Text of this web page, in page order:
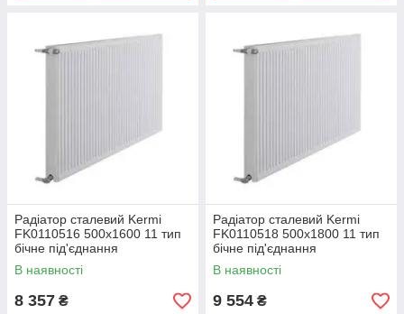
Радіатор сталевий Kermi
FK0110516 500x1600 11 тип
бічне під'єднання
В наявності
8 357 ₴
Радіатор сталевий Kermi
FK0110518 500x1800 11 тип
бічне під'єднання
В наявності
9 554 ₴